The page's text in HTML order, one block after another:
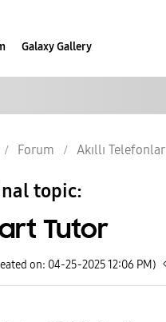
Galaxy Gallery
Forum Akıllı Telefonlar
topic:
Tutor
on: 04-25-2025 12:06 PM)